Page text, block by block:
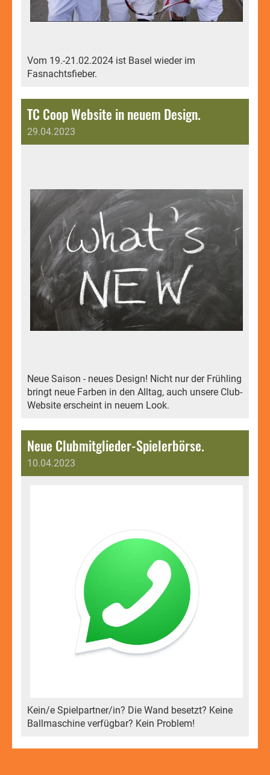
Vom 19.-21.02.2024 ist Basel wieder im
Fasnachtsfieber.
TC Coop Website in neuem Design.
29.04.2023
Neue Saison - neues Design! Nicht nur der Frühling
bringt neue Farben in den Alltag, auch unsere Club-
Website erscheint in neuem Look.
Neue Clubmitglieder-Spielerbörse.
10.04.2023
Kein/e Spielpartner/in? Die Wand besetzt? Keine
Ballmaschine verfügbar? Kein Problem!